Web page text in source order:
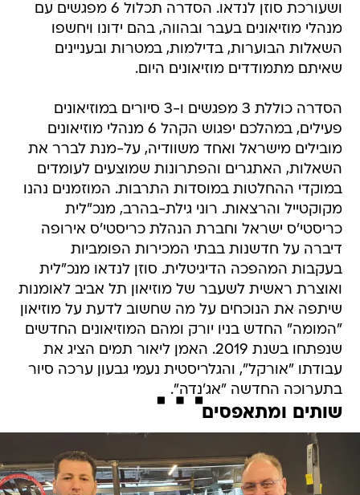
ושעורכת סוזן לנדאו. הסדרה תכלול 6 מפגשים עם
מנהלי מוזיאונים בעבר ובהווה, בהם ידונו ויחשפו
השאלות הבוערות, בדילמות, במטרות ובעניינים
שאיתם מתמודדים מוזיאונים היום.
הסדרה כוללת 3 מפגשים ו-3 סיורים במוזיאונים
פעילים, במהלכם יפגוש הקהל 6 מנהלי מוזיאונים
מובילים מישראל ואחד משוודיה, על-מנת לברר את
השאלות, האתגרים והפתרונות שמוצעים לעומדים
במוקדי ההחלטות במוסדות התרבות. המוזמנים נהנו
מקוקטייל והרצאות. רוני גילת-בהרב, מנכ"לית
כריסטי'ס ישראל וחברת הנהלת כריסטי'ס אירופה
דיברה על חדשנות בבתי המכירות הפומביות
בעקבות המהפכה הדיגיטלית. סוזן לנדאו מנכ"לית
ואוצרת ראשית לשעבר של מוזיאון תל אביב לאומנות
שיתפה את הנוכחים על מה שחשוב לדעת על מוזיאון
"המומה" החדש בניו יורק ומהם המוזיאונים החדשים
שנפתחו בשנת 2019. האמן ליאור תמים הציג את
עבודתו "אורקל", והגלריסטית נעמי גבעון ערכה סיור
בתערוכה החדשה "אג'נדה".
שותים ומתאפסים